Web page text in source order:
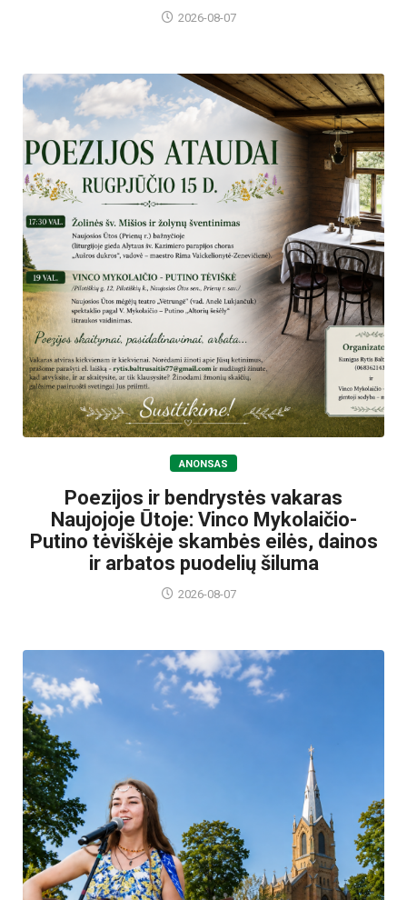
2026-08-07
ANONSAS
Poezijos ir bendrystės vakaras
Naujojoje Ūtoje: Vinco Mykolaičio-
Putino tėviškėje skambės eilės, dainos
ir arbatos puodelių šiluma
2026-08-07